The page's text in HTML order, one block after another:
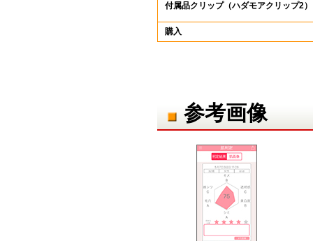
付属品クリップ（ハダモアクリップ2）
購入
参考画像